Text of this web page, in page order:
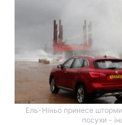
Ель-Ніньо принесе шторми
посухи -